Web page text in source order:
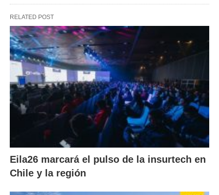
RELATED POST
Eila26 marcará el pulso de la insurtech en
Chile y la región